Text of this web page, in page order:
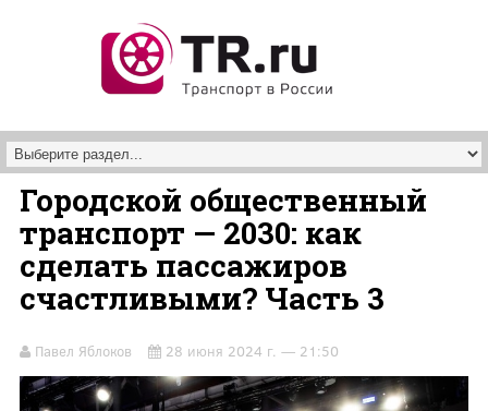
Городской общественный
транспорт — 2030: как
сделать пассажиров
счастливыми? Часть 3
Павел Яблоков 28 июня 2024 г. — 21:50